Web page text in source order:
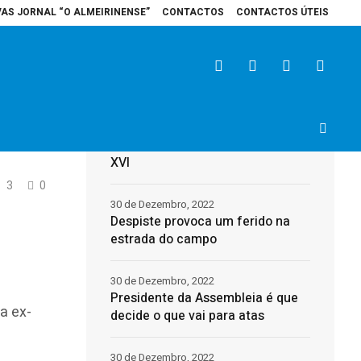
JORNAL “O ALMEIRINENSE” CONTACTOS CONTACTOS ÚTEIS
de Santarém recebe veículo elétrico para reforçar cuidados na área
3 0
ex-
XVI
Despiste provoca um ferido na
estrada do campo
30 de Dezembro, 2022
Presidente da Assembleia é que
decide o que vai para atas
30 de Dezembro, 2022
30 de Dezembro, 2022